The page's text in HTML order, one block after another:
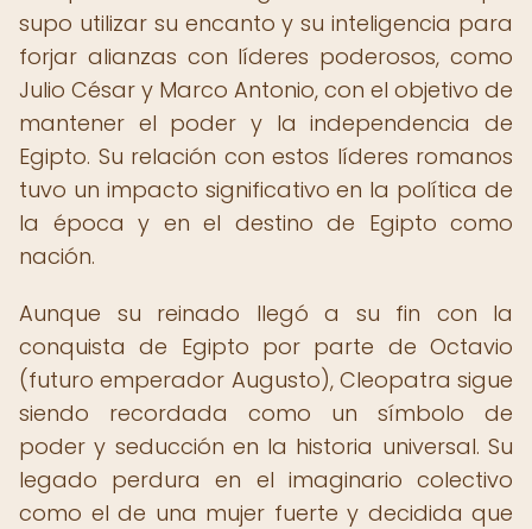
supo utilizar su encanto y su inteligencia para
forjar alianzas con líderes poderosos, como
Julio César y Marco Antonio, con el objetivo de
mantener el poder y la independencia de
Egipto. Su relación con estos líderes romanos
tuvo un impacto significativo en la política de
la época y en el destino de Egipto como
nación.
Aunque su reinado llegó a su fin con la
conquista de Egipto por parte de Octavio
(futuro emperador Augusto), Cleopatra sigue
siendo recordada como un símbolo de
poder y seducción en la historia universal. Su
legado perdura en el imaginario colectivo
como el de una mujer fuerte y decidida que